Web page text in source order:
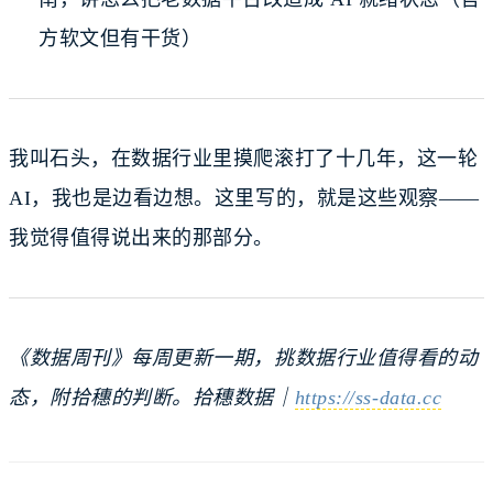
方软文但有干货）
我叫石头，在数据行业里摸爬滚打了十几年，这一轮
AI，我也是边看边想。这里写的，就是这些观察——
我觉得值得说出来的那部分。
《数据周刊》每周更新一期，挑数据行业值得看的动
态，附拾穗的判断。拾穗数据｜ https://ss-data.cc